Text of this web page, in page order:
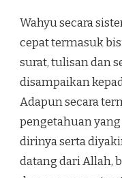
Wahyu secara
cepat termasuk
surat, tulisan dan
disampaikan
Adapun secara
pengetahuan
dirinya serta
datang dari Allah,